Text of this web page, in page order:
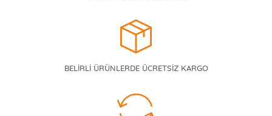
BELİRLİ ÜRÜNLERDE ÜCRETSİZ KARGO